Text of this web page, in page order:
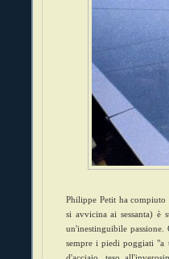
Philippe Petit ha compiuto
si avvicina ai sessanta) è
un'inestinguibile
sempre i piedi poggiati